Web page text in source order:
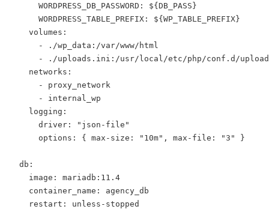
      WORDPRESS_DB_PASSWORD: ${DB_PASS}
      WORDPRESS_TABLE_PREFIX: ${WP_TABLE_PREFIX}
    volumes:
      - ./wp_data:/var/www/html
- ./uploads.ini:/usr/local/etc/php/conf.d/
    networks:
      - proxy_network
      - internal_wp
    logging:
      driver: "json-file"
      options: { max-size: "10m", max-file: "3" }
  db:
    image: mariadb:11.4
    container_name: agency_db
    restart: unless-stopped